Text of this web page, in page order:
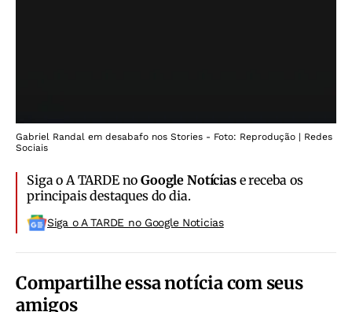
Gabriel Randal em desabafo nos Stories - Foto: Reprodução | Redes
Sociais
Siga o A TARDE noGoogle Notíciase receba os
principais destaques do dia.
Siga o A TARDE no Google Noticias
Compartilhe essa notícia com seus
amigos